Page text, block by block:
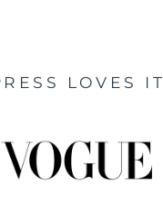
LOVES IT